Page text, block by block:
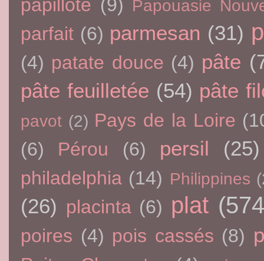
papillote (9) Papouasie
parfait (6) parmesan (31)
(4) patate douce (4) pâte
pâte feuilletée (54) pâte
pavot (2) Pays de la Loire
(6)
Pérou (6) persil (25)
philadelphia (14) Philippines
(26) placinta (6) plat
poires (4) pois cassés (8)